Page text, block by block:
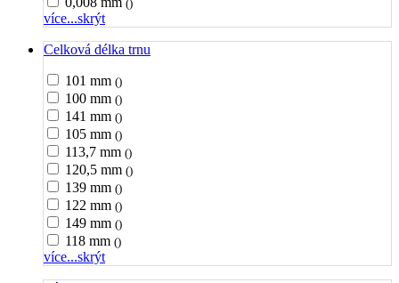
()
více...skrýt
Celková délka trnu
101 mm ()
100 mm ()
141 mm ()
105 mm ()
113,7 mm ()
120,5 mm ()
139 mm ()
122 mm ()
149 mm ()
118 mm ()
více...skrýt